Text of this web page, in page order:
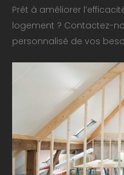
Prêt à améliorer
logement ? Contactez-
personnalisé de vos